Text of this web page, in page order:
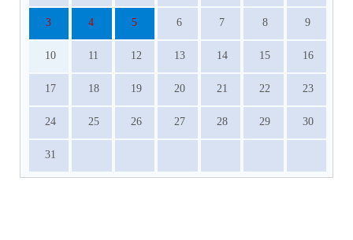
3 4 5 6 7 8 9
10 11 12 13 14 15 16
17 18 19 20 21 22 23
24 25 26 27 28 29 30
31